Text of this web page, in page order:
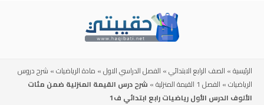
الرئيسية» الصف الرابع الابتدائي» الفصل الدراسي الاول» مادة الرياضيات» شرح دروس
الرياضيات» الفصل 1 القيمة المنزلية » شرح درس القيمة المنزلية ضمن مئات
الألوف الدرس الأول رياضيات رابع ابتدائي ف1